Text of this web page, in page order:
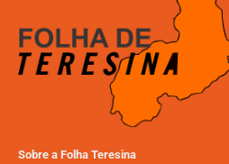
Sobre a Folha Teresina